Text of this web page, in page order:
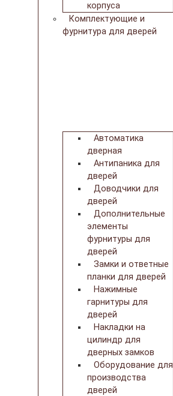
корпуса
Комплектующие и
фурнитура для дверей
Автоматика
дверная
Антипаника для
дверей
Доводчики для
дверей
Дополнительные
элементы
фурнитуры для
дверей
Замки и ответные
планки для дверей
Нажимные
гарнитуры для
дверей
Накладки на
цилиндр для
дверных замков
Оборудование для
производства
дверей